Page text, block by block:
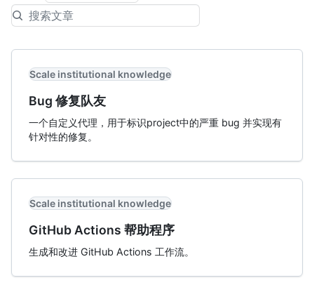
Scale institutional knowledge
Bug 修复队友
一个自定义代理，用于标识project中的严重 bug 并实现有
针对性的修复。
Scale institutional knowledge
GitHub Actions 帮助程序
生成和改进 GitHub Actions 工作流。